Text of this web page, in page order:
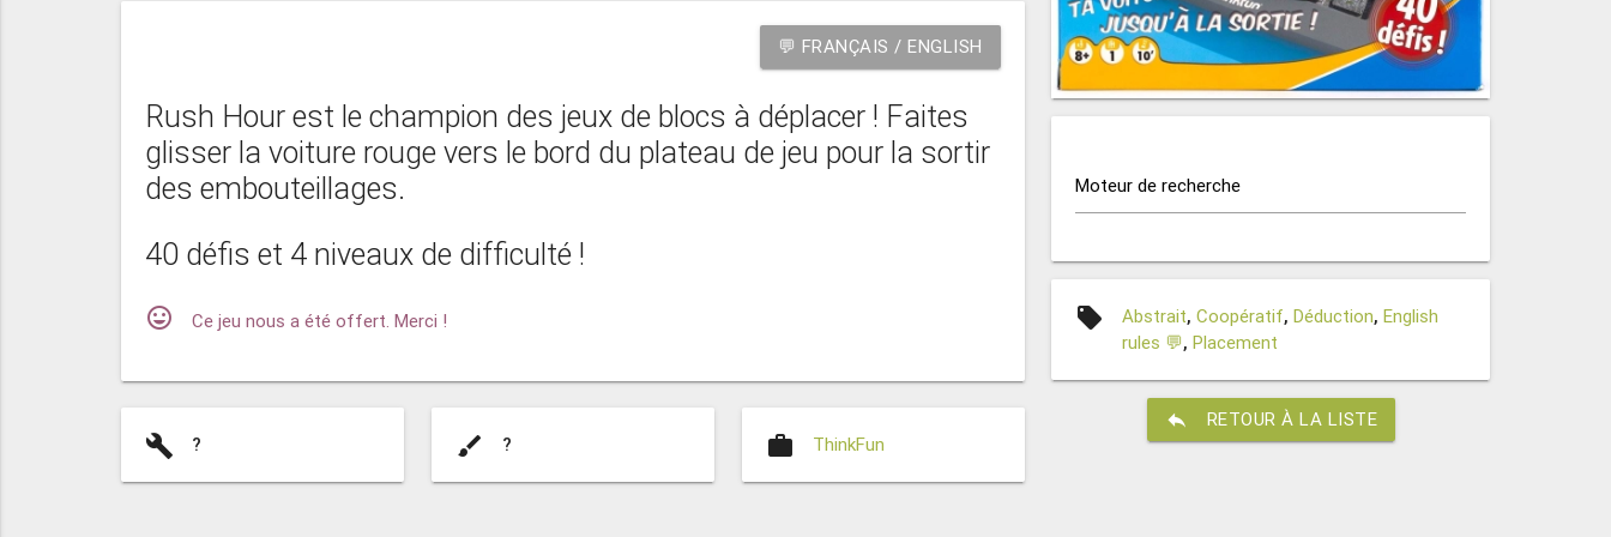
💬 FRANÇAIS / ENGLISH
Rush Hour est le champion des jeux de blocs à déplacer ! Faites
glisser la voiture rouge vers le bord du plateau de jeu pour la sortir
des embouteillages.
40 défis et 4 niveaux de difficulté !
mood Ce jeu nous a été offert. Merci !
build ? brush ? work ThinkFun
Moteur de recherche
local_offer Abstrait,Coopératif,Déduction,English
rules 💬,Placement
reply RETOUR À LA LISTE